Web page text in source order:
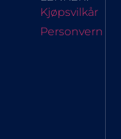
Kjøpsvilkår
Personvern